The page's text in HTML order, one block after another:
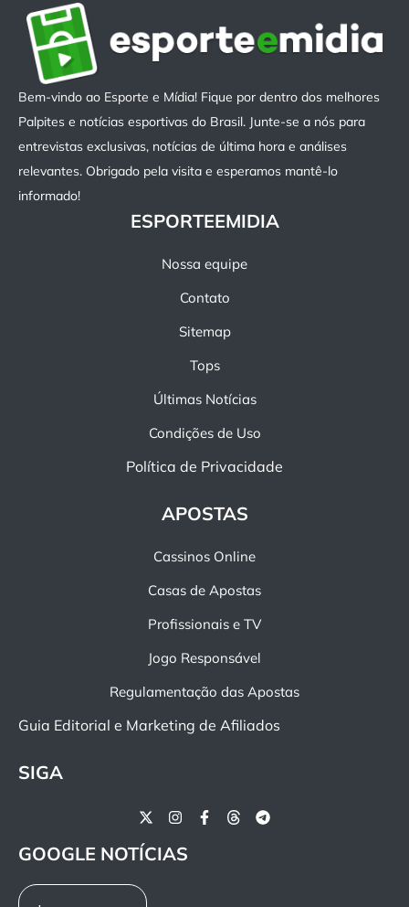
Bem-vindo ao Esporte e Mídia! Fique por dentro dos melhores
Palpites e notícias esportivas do Brasil. Junte-se a nós para
entrevistas exclusivas, notícias de última hora e análises
relevantes. Obrigado pela visita e esperamos mantê-lo
informado!
ESPORTEEMIDIA
Nossa equipe
Contato
Sitemap
Tops
Últimas Notícias
Condições de Uso
Política de Privacidade
APOSTAS
Cassinos Online
Casas de Apostas
Profissionais e TV
Jogo Responsável
Regulamentação das Apostas
Guia Editorial e Marketing de Afiliados
SIGA
GOOGLE NOTÍCIAS